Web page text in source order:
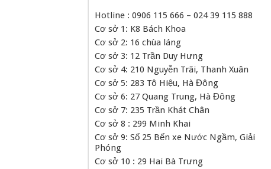
Hotline : 0906 115 666 – 024 39 115 888
Cơ sở 1: K8 Bách Khoa
Cơ sở 2: 16 chùa láng
Cơ sở 3: 12 Trần Duy Hưng
Cơ sở 4: 210 Nguyễn Trãi, Thanh Xuân
Cơ sở 5: 283 Tô Hiệu, Hà Đông
Cơ sở 6: 27 Quang Trung, Hà Đông
Cơ sở 7: 235 Trần Khát Chân
Cơ sở 8 : 299 Minh Khai
Cơ sở 9: Số 25 Bến xe Nước Ngầm, Giải
Phóng
Cơ sở 10 : 29 Hai Bà Trưng